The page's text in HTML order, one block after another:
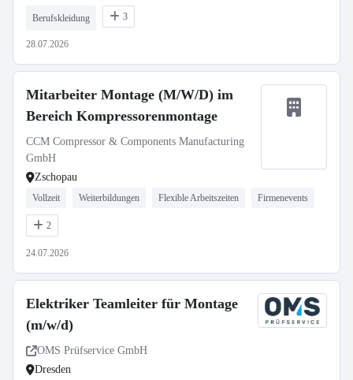
Berufskleidung 3
28.07.2026
Mitarbeiter Montage (M/W/D) im
Bereich Kompressorenmontage
CCM Compressor & Components Manufacturing
GmbH
Zschopau
Vollzeit Weiterbildungen Flexible Arbeitszeiten Firmenevents
2
24.07.2026
Elektriker Teamleiter für Montage
(m/w/d)
OMS Prüfservice GmbH
Dresden